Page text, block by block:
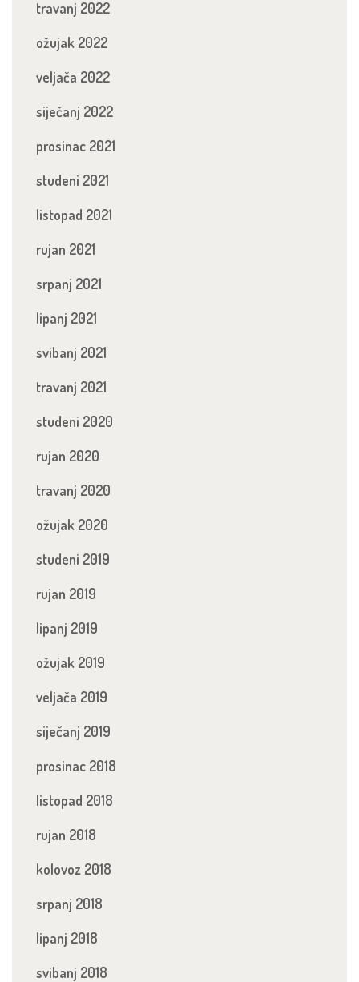
travanj 2022
ožujak 2022
veljača 2022
siječanj 2022
prosinac 2021
studeni 2021
listopad 2021
rujan 2021
srpanj 2021
lipanj 2021
svibanj 2021
travanj 2021
studeni 2020
rujan 2020
travanj 2020
ožujak 2020
studeni 2019
rujan 2019
lipanj 2019
ožujak 2019
veljača 2019
siječanj 2019
prosinac 2018
listopad 2018
rujan 2018
kolovoz 2018
srpanj 2018
lipanj 2018
svibanj 2018